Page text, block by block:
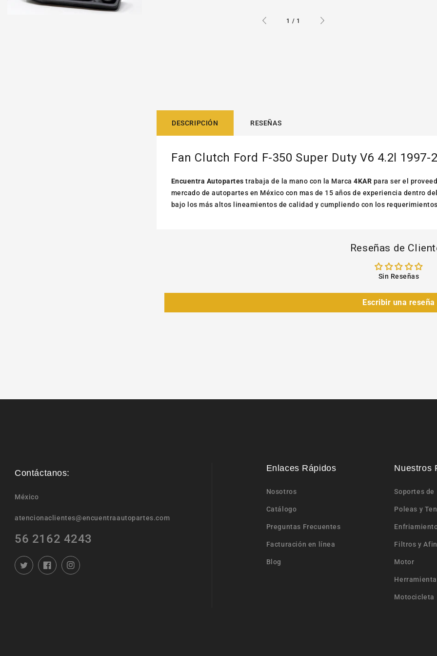
1 / de
1
DESCRIPCIÓN RESEÑAS
Fan Clutch Ford F-350 Super Duty V6 4.2l 1997-
Encuentra Autopartes trabaja de la mano con la Marca4KAR para ser el
mercado de autopartes en México con mas de 15 años de experiencia dentro
bajo los más altos lineamientos de calidad y cumpliendo con los
Reseñas de
Sin Reseñas
Escribir una reseña
Contáctanos:
México
atencionaclientes@encuentraautopartes.com
56 2162 4243
TwitterFacebookInstagram
Enlaces Rápidos
Nosotros
Catálogo
Preguntas Frecuentes
Facturación en línea
Blog
Nuestros
Soportes de
Poleas y
Filtros y
Motor
Motocicleta